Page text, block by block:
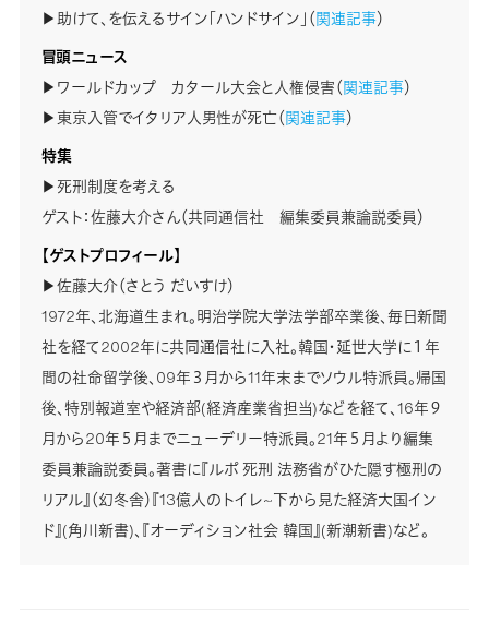
▶助けて、を伝えるサイン「ハンドサイン」（関連記事）
冒頭ニュース
▶ワールドカップ カタール大会と人権侵害（関連記事）
▶東京入管でイタリア人男性が死亡（関連記事）
特集
▶死刑制度を考える
ゲスト：佐藤大介さん（共同通信社 編集委員兼論説委員）
【ゲストプロフィール】
▶佐藤大介（さとう だいすけ）
1972年、北海道生まれ。明治学院大学法学部卒業後、毎日新聞
社を経て2002年に共同通信社に入社。韓国・延世大学に１年
間の社命留学後、09年３月から11年末までソウル特派員。帰国
後、特別報道室や経済部(経済産業省担当)などを経て、16年９
月から20年５月までニューデリー特派員。21年５月より編集
委員兼論説委員。著書に『ルポ 死刑 法務省がひた隠す極刑の
リアル』（幻冬舎）『13億人のトイレ~下から見た経済大国イン
ド』(角川新書)、『オーディション社会 韓国』(新潮新書)など。